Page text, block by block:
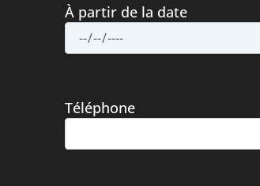
À partir de la date
Téléphone